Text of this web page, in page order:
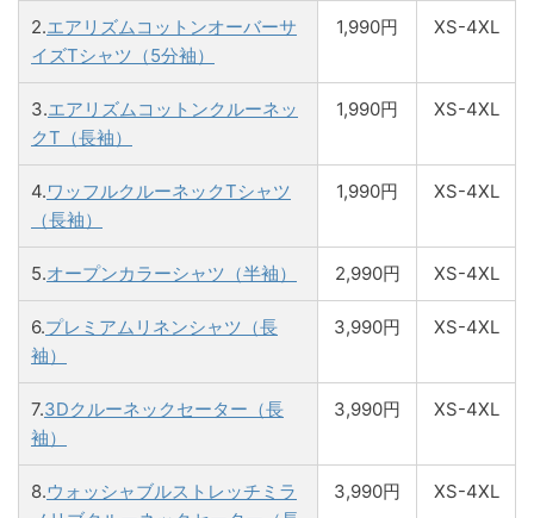
2.エアリズムコットンオーバーサ
イズTシャツ（5分袖）
1,990円 XS-4XL
3.エアリズムコットンクルーネッ
クT（長袖）
1,990円 XS-4XL
4.ワッフルクルーネックTシャツ
（長袖）
1,990円 XS-4XL
5.オープンカラーシャツ（半袖） 2,990円 XS-4XL
6.プレミアムリネンシャツ（長
袖）
3,990円 XS-4XL
7.3Dクルーネックセーター（長
袖）
3,990円 XS-4XL
8.ウォッシャブルストレッチミラ
3,990円 XS-4XL